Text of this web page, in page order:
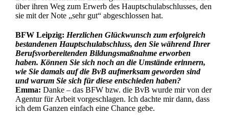
über ihren Weg zum Erwerb des Hauptschulabschlusses, den
sie mit der Note „sehr gut“ abgeschlossen hat.
BFW Leipzig: Herzlichen Glückwunsch zum erfolgreich
bestandenen Hauptschulabschluss, den Sie während Ihrer
Berufsvorbereitenden Bildungsmaßnahme erworben
haben. Können Sie sich noch an die Umstände erinnern,
wie Sie damals auf die BvB aufmerksam geworden sind
und warum Sie sich für diese entschieden haben?
Emma: Danke – das BFW bzw. die BvB wurde mir von der
Agentur für Arbeit vorgeschlagen. Ich dachte mir dann, dass
ich dem Ganzen einfach eine Chance gebe.